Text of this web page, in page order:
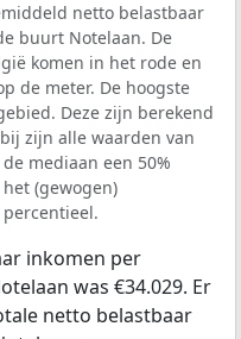
netto belastbaar
buurt Notelaan. De
komen in het rode en
de meter. De hoogste
Deze zijn berekend
zijn alle waarden van
mediaan een 50%
(gewogen)
inkomen per
was €34.029. Er
netto belastbaar